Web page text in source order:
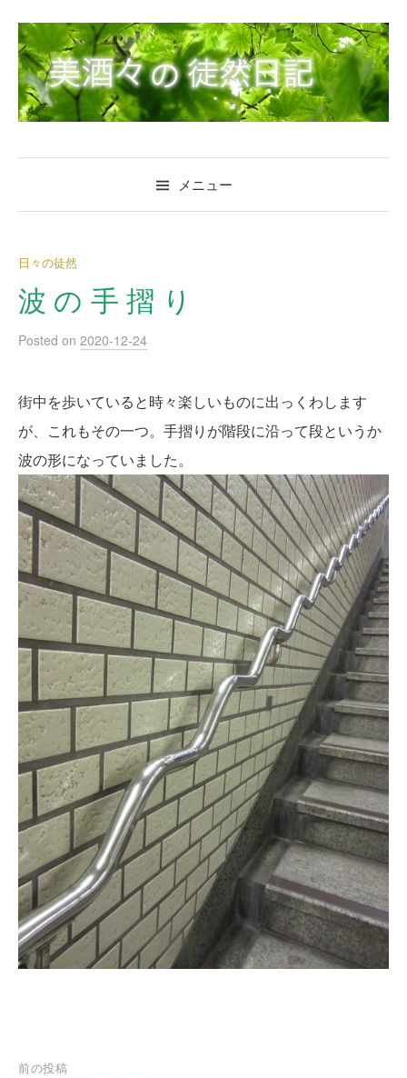
ン
テ
ン
ツ
ス
ッ
メニュー
日々の徒然
波 の 手 摺 り
Posted on 2020-12-24
街中を歩いていると時々楽しいものに出っくわします
が、これもその一つ。手摺りが階段に沿って段というか
波の形になっていました。
前の投稿